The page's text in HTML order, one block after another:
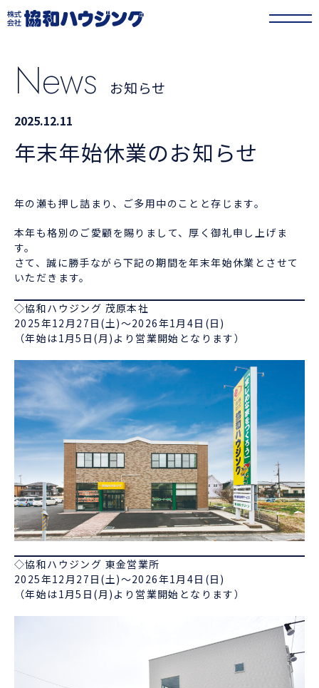
協和ハウジング >お知らせ > 年末年始休業のお知らせ
News お知らせ
2025.12.11
年末年始休業のお知らせ
年の瀬も押し詰まり、ご多用中のことと存じます。
本年も格別のご愛顧を賜りまして、厚く御礼申し上げま
す。
さて、誠に勝手ながら下記の期間を年末年始休業とさせて
いただきます。
◇協和ハウジング 茂原本社
2025年12月27日(土)～2026年1月4日(日)
（年始は1月5日(月)より営業開始となります）
◇協和ハウジング 東金営業所
2025年12月27日(土)～2026年1月4日(日)
（年始は1月5日(月)より営業開始となります）